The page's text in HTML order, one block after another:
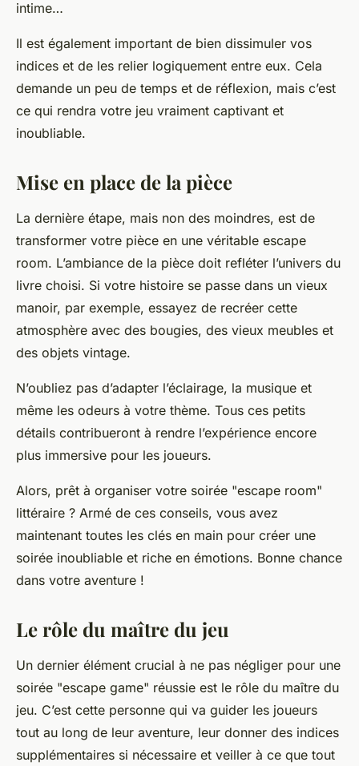
intime…
Il est également important de bien dissimuler vos
indices et de les relier logiquement entre eux. Cela
demande un peu de temps et de réflexion, mais c’est
ce qui rendra votre jeu vraiment captivant et
inoubliable.
Mise en place de la pièce
La dernière étape, mais non des moindres, est de
transformer votre pièce en une véritable escape
room. L’ambiance de la pièce doit refléter l’univers du
livre choisi. Si votre histoire se passe dans un vieux
manoir, par exemple, essayez de recréer cette
atmosphère avec des bougies, des vieux meubles et
des objets vintage.
N’oubliez pas d’adapter l’éclairage, la musique et
même les odeurs à votre thème. Tous ces petits
détails contribueront à rendre l’expérience encore
plus immersive pour les joueurs.
Alors, prêt à organiser votre soirée "escape room"
littéraire ? Armé de ces conseils, vous avez
maintenant toutes les clés en main pour créer une
soirée inoubliable et riche en émotions. Bonne chance
dans votre aventure !
Le rôle du maître du jeu
Un dernier élément crucial à ne pas négliger pour une
soirée "escape game" réussie est le rôle du maître du
jeu. C’est cette personne qui va guider les joueurs
tout au long de leur aventure, leur donner des indices
supplémentaires si nécessaire et veiller à ce que tout